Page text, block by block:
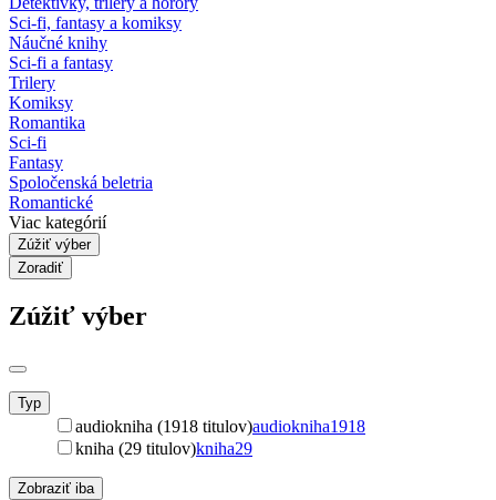
Sci-fi, fantasy a komiksy
Náučné knihy
Sci-fi a fantasy
Trilery
Komiksy
Romantika
Sci-fi
Fantasy
Spoločenská beletria
Romantické
Viac kategórií
Zúžiť výber
Zoradiť
Zúžiť výber
Typ
audiokniha (1918 titulov)audiokniha1918
kniha (29 titulov)kniha29
Zobraziť iba